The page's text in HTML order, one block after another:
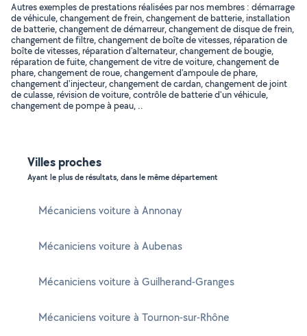
Autres exemples de prestations réalisées par nos membres : démarrage
de véhicule, changement de frein, changement de batterie, installation
de batterie, changement de démarreur, changement de disque de frein,
changement de filtre, changement de boîte de vitesses, réparation de
boîte de vitesses, réparation d'alternateur, changement de bougie,
réparation de fuite, changement de vitre de voiture, changement de
phare, changement de roue, changement d'ampoule de phare,
changement d'injecteur, changement de cardan, changement de joint
de culasse, révision de voiture, contrôle de batterie d'un véhicule,
changement de pompe à peau, ..
Villes proches
Ayant le plus de résultats, dans le même département
Mécaniciens voiture à Annonay
Mécaniciens voiture à Aubenas
Mécaniciens voiture à Guilherand-Granges
Mécaniciens voiture à Tournon-sur-Rhône